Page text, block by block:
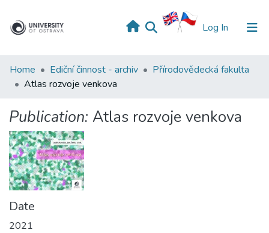
Log In (current)
Home Ediční činnost - archiv
Přírodovědecká fakulta
Atlas rozvoje venkova
Publication: Atlas rozvoje venkova
Date
2021